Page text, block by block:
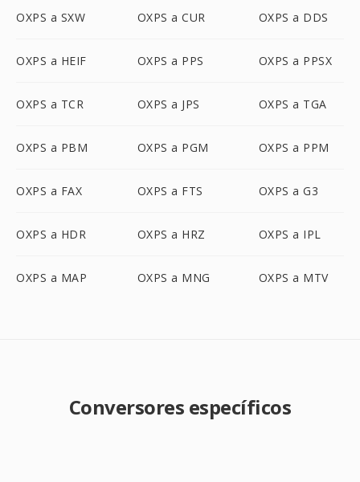
OXPS a SXW OXPS a CUR OXPS a DDS
OXPS a HEIF OXPS a PPS OXPS a PPSX
OXPS a TCR OXPS a JPS OXPS a TGA
OXPS a PBM OXPS a PGM OXPS a PPM
OXPS a FAX OXPS a FTS OXPS a G3
OXPS a HDR OXPS a HRZ OXPS a IPL
OXPS a MAP OXPS a MNG OXPS a MTV
Conversores específicos